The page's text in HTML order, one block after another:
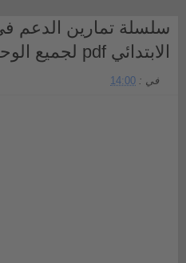
سلسلة تمارين الدعم في
الابتدائي pdf لجميع الوحدات مع التصحيح
في : 14:00